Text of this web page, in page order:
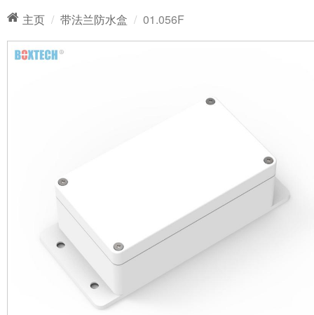
主页 带法兰防水盒 01.056F